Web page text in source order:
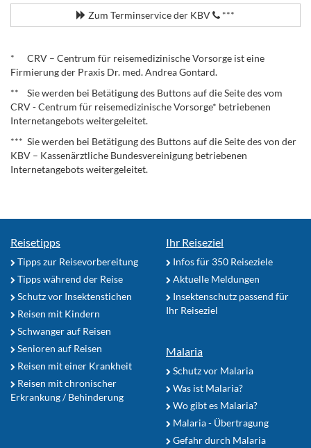
Zum Terminservice der KBV ***
* CRV – Centrum für reisemedizinische Vorsorge ist eine
Firmierung der Praxis Dr. med. Andrea Gontard.
** Sie werden bei Betätigung des Buttons auf die Seite des vom
CRV - Centrum für reisemedizinische Vorsorge* betriebenen
Internetangebots weitergeleitet.
*** Sie werden bei Betätigung des Buttons auf die Seite des von der
KBV – Kassenärztliche Bundesvereinigung betriebenen
Internetangebots weitergeleitet.
Reisetipps
Tipps zur Reisevorbereitung
Tipps während der Reise
Schutz vor Insektenstichen
Reisen mit Kindern
Schwanger auf Reisen
Senioren auf Reisen
Reisen mit einer Krankheit
Reisen mit chronischer
Erkrankung / Behinderung
Ihr Reiseziel
Infos für 350 Reiseziele
Aktuelle Meldungen
Insektenschutz passend für
Ihr Reiseziel
Malaria
Schutz vor Malaria
Was ist Malaria?
Wo gibt es Malaria?
Malaria - Übertragung
Gefahr durch Malaria